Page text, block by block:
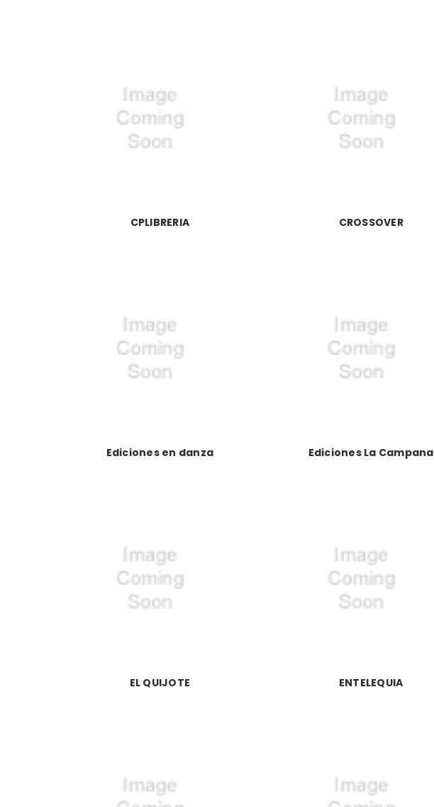
CPLIBRERIA CROSSOVER
Ediciones en danza Ediciones La Campana
EL QUIJOTE ENTELEQUIA